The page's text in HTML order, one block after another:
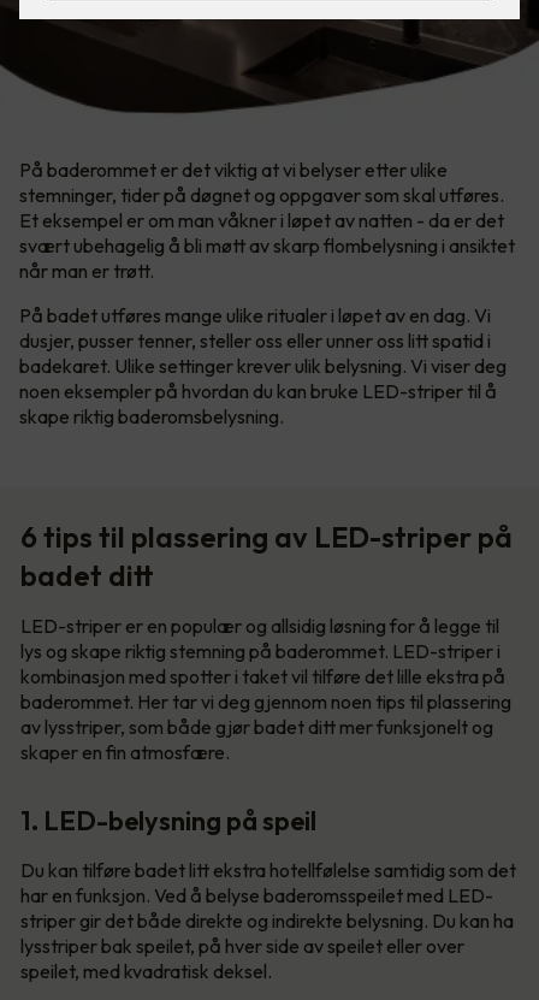
På baderommet er det viktig at vi belyser etter ulike
stemninger, tider på døgnet og oppgaver som skal utføres.
Et eksempel er om man våkner i løpet av natten - da er det
svært ubehagelig å bli møtt av skarp flombelysning i ansiktet
når man er trøtt.
På badet utføres mange ulike ritualer i løpet av en dag. Vi
dusjer, pusser tenner, steller oss eller unner oss litt spatid i
badekaret. Ulike settinger krever ulik belysning. Vi viser deg
noen eksempler på hvordan du kan bruke LED-striper til å
skape riktig baderomsbelysning.
6 tips til plassering av LED-striper på
badet ditt
LED-striper er en populær og allsidig løsning for å legge til
lys og skape riktig stemning på baderommet. LED-striper i
kombinasjon med spotter i taket vil tilføre det lille ekstra på
baderommet. Her tar vi deg gjennom noen tips til plassering
av lysstriper, som både gjør badet ditt mer funksjonelt og
skaper en fin atmosfære.
1. LED-belysning på speil
Du kan tilføre badet litt ekstra hotellfølelse samtidig som det
har en funksjon. Ved å belyse baderomsspeilet med LED-
striper gir det både direkte og indirekte belysning. Du kan ha
lysstriper bak speilet, på hver side av speilet eller over
speilet, med kvadratisk deksel.